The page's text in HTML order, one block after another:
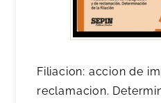
Filiacion: accion de
reclamacion.